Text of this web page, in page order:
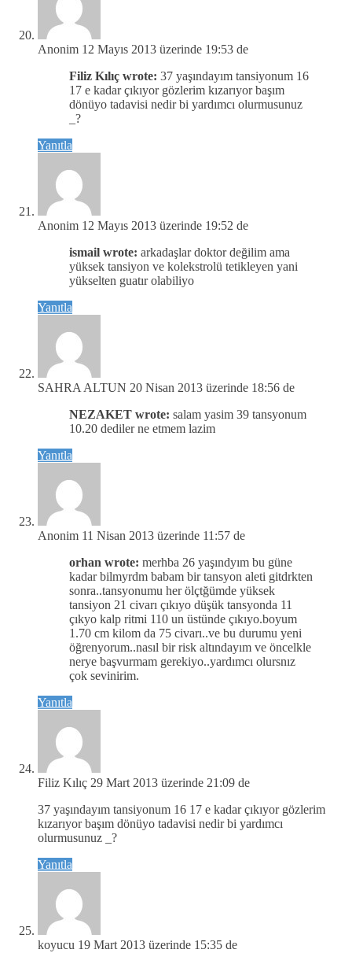
Anonim 12 Mayıs 2013 üzerinde 19:53 de
Filiz Kılıç wrote: 37 yaşındayım tansiyonum 16
17 e kadar çıkıyor gözlerim kızarıyor başım
dönüyo tadavisi nedir bi yardımcı olurmusunuz
_?
Yanıtla
Anonim 12 Mayıs 2013 üzerinde 19:52 de
ismail wrote: arkadaşlar doktor değilim ama
yüksek tansiyon ve kolekstrolü tetikleyen yani
yükselten guatır olabiliyo
Yanıtla
SAHRA ALTUN 20 Nisan 2013 üzerinde 18:56 de
NEZAKET wrote: salam yasim 39 tansyonum
10.20 dediler ne etmem lazim
Yanıtla
Anonim 11 Nisan 2013 üzerinde 11:57 de
orhan wrote: merhba 26 yaşındyım bu güne
kadar bilmyrdm babam bir tansyon aleti gitdrkten
sonra..tansyonumu her ölçtğümde yüksek
tansiyon 21 civarı çıkıyo düşük tansyonda 11
çıkyo kalp ritmi 110 un üstünde çıkıyo.boyum
1.70 cm kilom da 75 civarı..ve bu durumu yeni
öğrenyorum..nasıl bir risk altındayım ve öncelkle
nerye başvurmam gerekiyo..yardımcı olursnız
çok sevinirim.
Yanıtla
Filiz Kılıç 29 Mart 2013 üzerinde 21:09 de
37 yaşındayım tansiyonum 16 17 e kadar çıkıyor gözlerim
kızarıyor başım dönüyo tadavisi nedir bi yardımcı
olurmusunuz _?
Yanıtla
koyucu 19 Mart 2013 üzerinde 15:35 de